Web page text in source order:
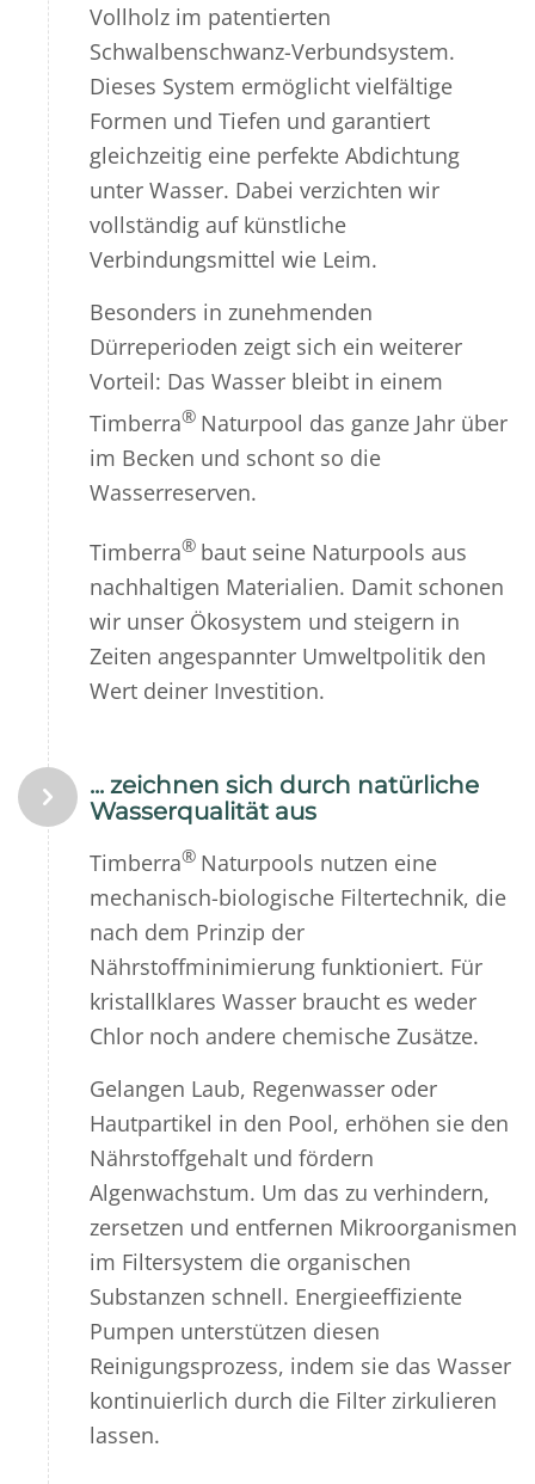
Vollholz im patentierten
Schwalbenschwanz-Verbundsystem.
Dieses System ermöglicht vielfältige
Formen und Tiefen und garantiert
gleichzeitig eine perfekte Abdichtung
unter Wasser. Dabei verzichten wir
vollständig auf künstliche
Verbindungsmittel wie Leim.
Besonders in zunehmenden
Dürreperioden zeigt sich ein weiterer
Vorteil: Das Wasser bleibt in einem
Timberra® Naturpool das ganze Jahr über
im Becken und schont so die
Wasserreserven.
Timberra® baut seine Naturpools aus
nachhaltigen Materialien. Damit schonen
wir unser Ökosystem und steigern in
Zeiten angespannter Umweltpolitik den
Wert deiner Investition.
... zeichnen sich durch natürliche
Wasserqualität aus
Timberra® Naturpools nutzen eine
mechanisch-biologische Filtertechnik, die
nach dem Prinzip der
Nährstoffminimierung funktioniert. Für
kristallklares Wasser braucht es weder
Chlor noch andere chemische Zusätze.
Gelangen Laub, Regenwasser oder
Hautpartikel in den Pool, erhöhen sie den
Nährstoffgehalt und fördern
Algenwachstum. Um das zu verhindern,
zersetzen und entfernen Mikroorganismen
im Filtersystem die organischen
Substanzen schnell. Energieeffiziente
Pumpen unterstützen diesen
Reinigungsprozess, indem sie das Wasser
kontinuierlich durch die Filter zirkulieren
lassen.